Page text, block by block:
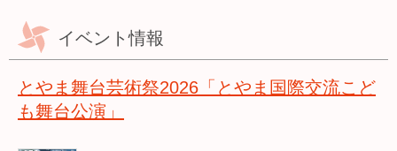
イベント情報
とやま舞台芸術祭2026「とやま国際交流こど
も舞台公演」